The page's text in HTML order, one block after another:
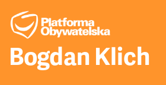
Bogdan Klich